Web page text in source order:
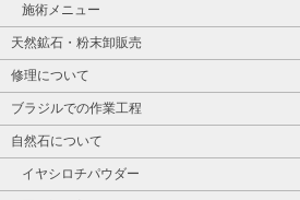
施術メニュー
天然鉱石・粉末卸販売
修理について
ブラジルでの作業工程
自然石について
イヤシロチパウダー